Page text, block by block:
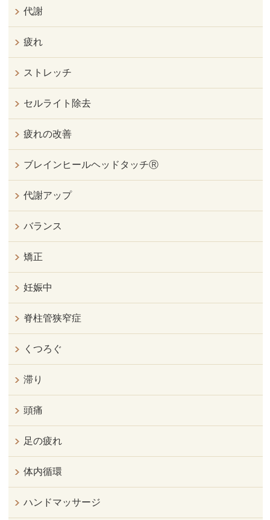
代謝
疲れ
ストレッチ
セルライト除去
疲れの改善
ブレインヒールヘッドタッチⓇ
代謝アップ
バランス
矯正
妊娠中
脊柱管狭窄症
くつろぐ
滞り
頭痛
足の疲れ
体内循環
ハンドマッサージ